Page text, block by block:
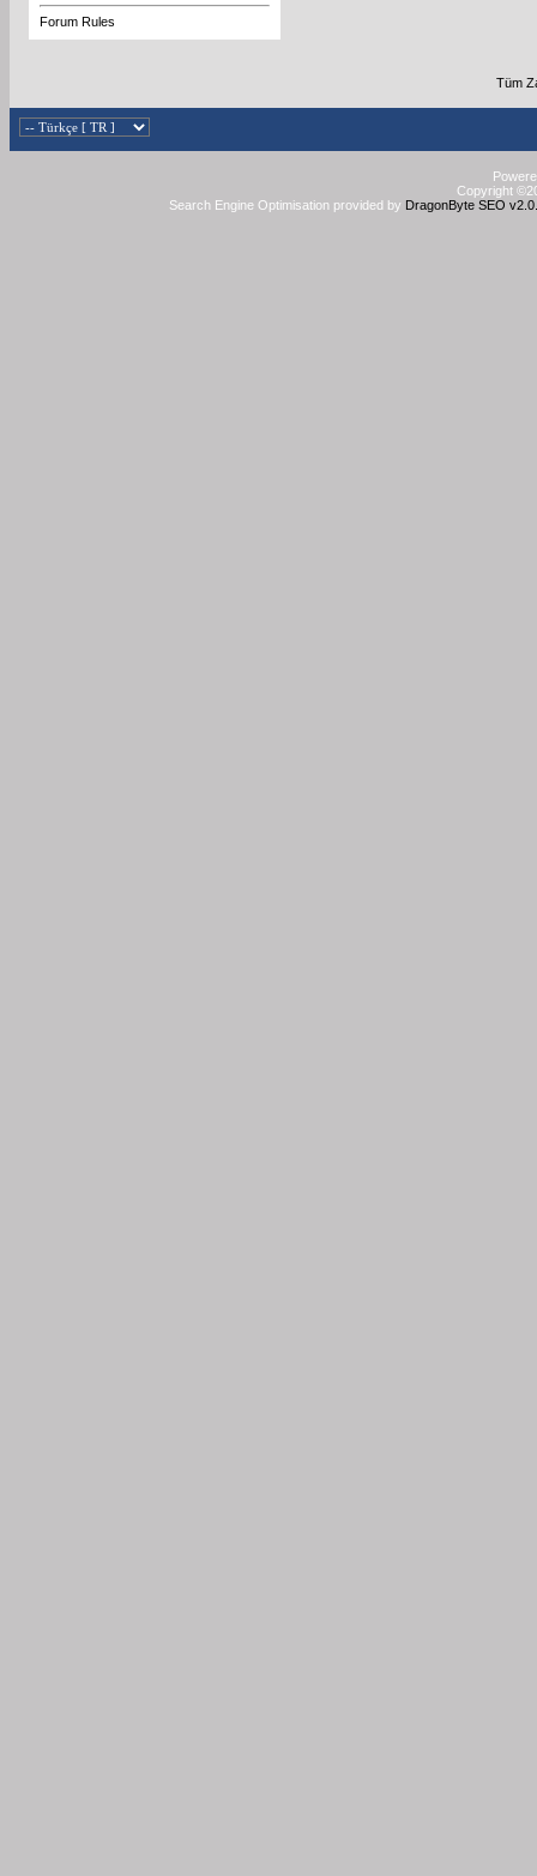
Forum Rules
Tüm
Copyright
Search Engine Optimisation provided by DragonByte SEO